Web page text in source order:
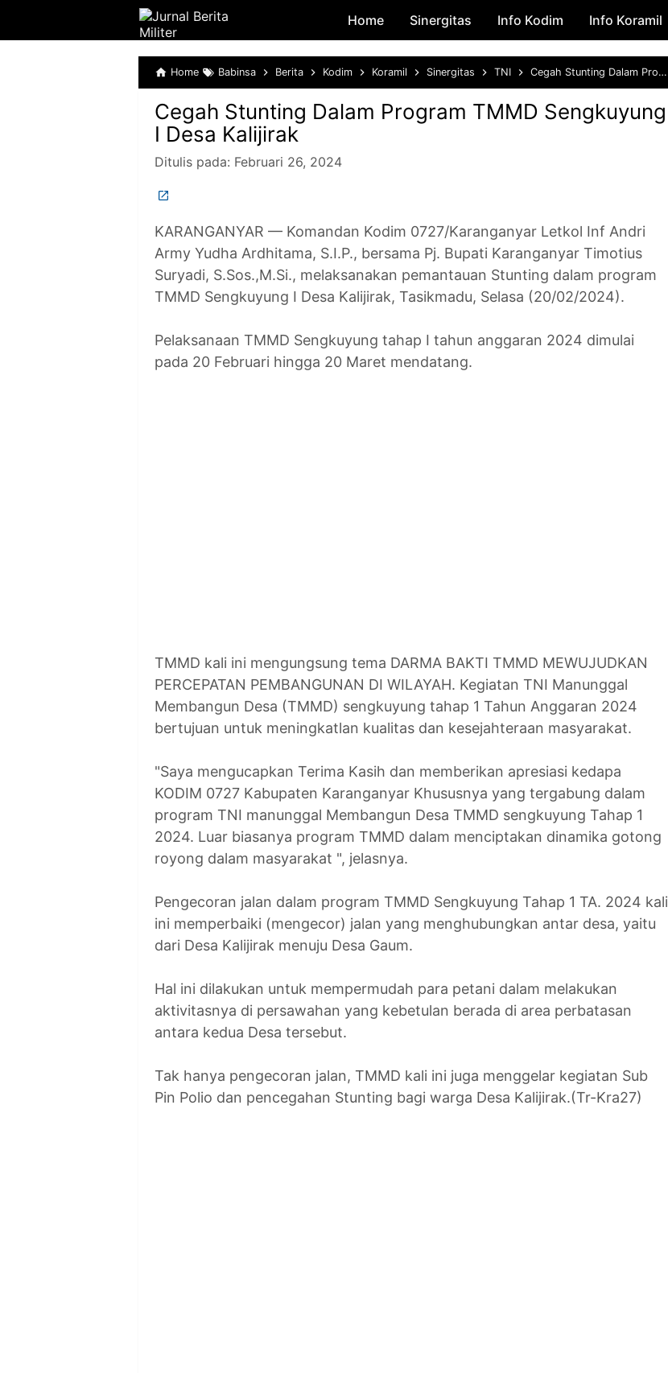
Skip to main content
Home Sinergitas Info Kodim Info Koramil
Home Babinsa Berita Kodim Koramil Sinergitas TNI Cegah Stunting Dalam Program TMMD Sengkuyung I Desa Kalijirak
Cegah Stunting Dalam Program TMMD Sengkuyung
I Desa Kalijirak
Ditulis pada: Februari 26, 2024
KARANGANYAR — Komandan Kodim 0727/Karanganyar Letkol Inf Andri
Army Yudha Ardhitama, S.I.P., bersama Pj. Bupati Karanganyar Timotius
Suryadi, S.Sos.,M.Si., melaksanakan pemantauan Stunting dalam program
TMMD Sengkuyung I Desa Kalijirak, Tasikmadu, Selasa (20/02/2024).
Pelaksanaan TMMD Sengkuyung tahap I tahun anggaran 2024 dimulai
pada 20 Februari hingga 20 Maret mendatang.
TMMD kali ini mengungsung tema DARMA BAKTI TMMD MEWUJUDKAN
PERCEPATAN PEMBANGUNAN DI WILAYAH. Kegiatan TNI Manunggal
Membangun Desa (TMMD) sengkuyung tahap 1 Tahun Anggaran 2024
bertujuan untuk meningkatlan kualitas dan kesejahteraan masyarakat.
"Saya mengucapkan Terima Kasih dan memberikan apresiasi kedapa
KODIM 0727 Kabupaten Karanganyar Khususnya yang tergabung dalam
program TNI manunggal Membangun Desa TMMD sengkuyung Tahap 1
2024. Luar biasanya program TMMD dalam menciptakan dinamika gotong
royong dalam masyarakat ", jelasnya.
Pengecoran jalan dalam program TMMD Sengkuyung Tahap 1 TA. 2024 kali
ini memperbaiki (mengecor) jalan yang menghubungkan antar desa, yaitu
dari Desa Kalijirak menuju Desa Gaum.
Hal ini dilakukan untuk mempermudah para petani dalam melakukan
aktivitasnya di persawahan yang kebetulan berada di area perbatasan
antara kedua Desa tersebut.
Tak hanya pengecoran jalan, TMMD kali ini juga menggelar kegiatan Sub
Pin Polio dan pencegahan Stunting bagi warga Desa Kalijirak.(Tr-Kra27)